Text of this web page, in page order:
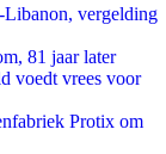
vergelding
81 jaar later
voedt vrees voor
Protix om